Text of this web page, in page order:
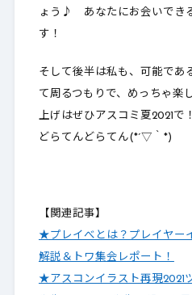
ょう♪ あなたにお会いでき
す！
そして後半は私も、可能であ
て周るつもりで、めっちゃ
上げはぜひアスコミ夏2021で！
どらてんどらてん(*´▽｀*)
【関連記事】
★プレイべとは？プレイヤー
解説＆トワ集会レポート！
★アスコンイラスト再現2021